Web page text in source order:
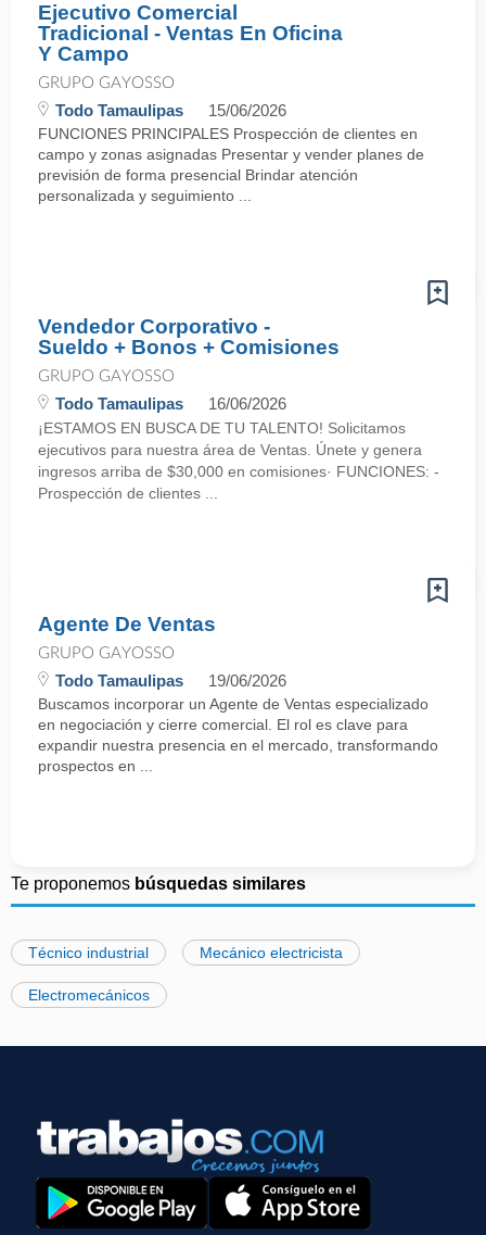
Ejecutivo Comercial
Tradicional - Ventas En Oficina
Y Campo
GRUPO GAYOSSO
Todo Tamaulipas 15/06/2026
FUNCIONES PRINCIPALES Prospección de clientes en
campo y zonas asignadas Presentar y vender planes de
previsión de forma presencial Brindar atención
personalizada y seguimiento ...
Vendedor Corporativo -
Sueldo + Bonos + Comisiones
GRUPO GAYOSSO
Todo Tamaulipas 16/06/2026
¡ESTAMOS EN BUSCA DE TU TALENTO! Solicitamos
ejecutivos para nuestra área de Ventas. Únete y genera
ingresos arriba de $30,000 en comisiones· FUNCIONES: -
Prospección de clientes ...
Agente De Ventas
GRUPO GAYOSSO
Todo Tamaulipas 19/06/2026
Buscamos incorporar un Agente de Ventas especializado
en negociación y cierre comercial. El rol es clave para
expandir nuestra presencia en el mercado, transformando
prospectos en ...
Te proponemos búsquedas similares
Técnico industrial Mecánico electricista
Electromecánicos